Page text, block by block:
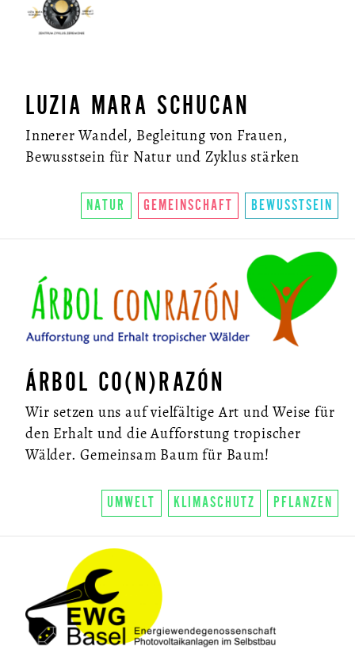
LUZIA MARA SCHUCAN
Innerer Wandel, Begleitung von Frauen,
Bewusstsein für Natur und Zyklus stärken
NATUR GEMEINSCHAFT BEWUSSTSEIN
ÁRBOL CO(N)RAZÓN
Wir setzen uns auf vielfältige Art und Weise für
den Erhalt und die Aufforstung tropischer
Wälder. Gemeinsam Baum für Baum!
UMWELT KLIMASCHUTZ PFLANZEN